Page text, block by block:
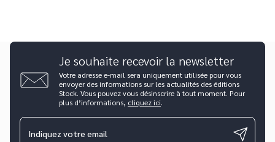
Je souhaite recevoir la newsletter
Votre adresse e-mail sera uniquement utilisée pour vous
envoyer des informations sur les actualités des éditions
Stock. Vous pouvez vous désinscrire à tout moment. Pour
plus d’informations, cliquez ici.
Indiquez votre email